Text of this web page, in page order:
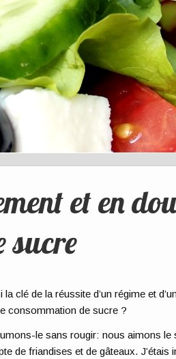
et en
sucre
la clé de la réussite d’un régime et
consommation de sucre ?
le sans rougir: nous aimons le
de friandises et de gâteaux.